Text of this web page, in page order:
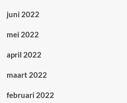
juni 2022
mei 2022
april 2022
maart 2022
februari 2022